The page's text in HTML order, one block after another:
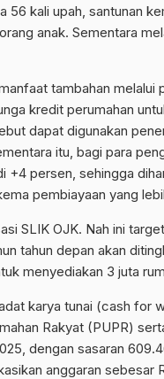
56 kali upah, santunan
anak. Sementara
tambahan melalui
kredit perumahan
dapat digunakan
itu, bagi para
+4 persen, sehingga
pembiayaan yang
SLIK OJK. Nah ini
tahun depan akan
menyediakan 3 juta
karya tunai (cash for
Rakyat (PUPR)
dengan sasaran
anggaran sebesar